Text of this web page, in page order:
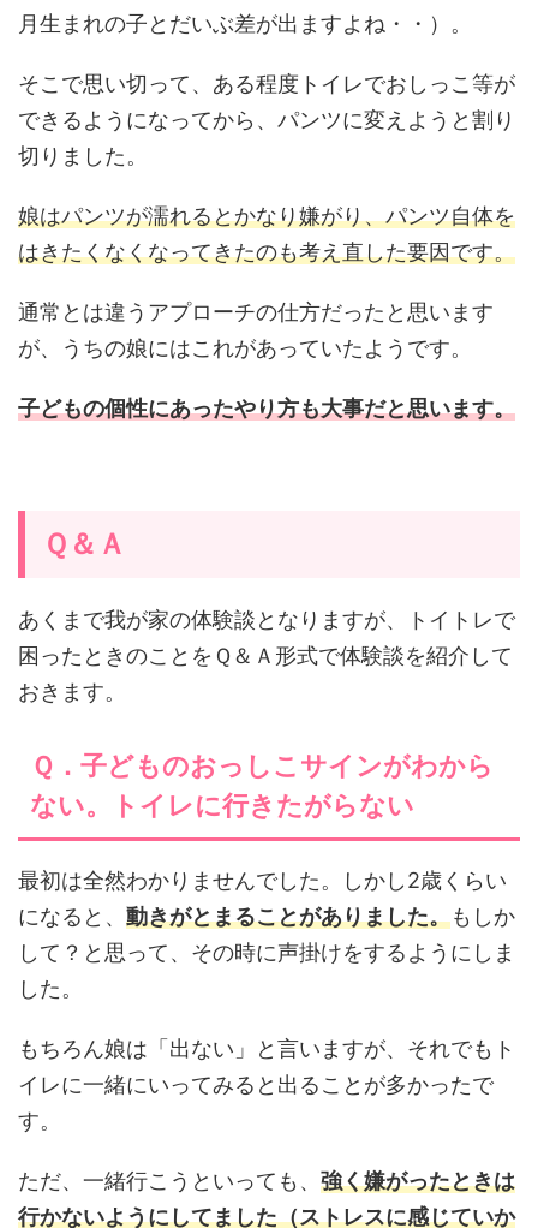
月生まれの子とだいぶ差が出ますよね・・）。
そこで思い切って、ある程度トイレでおしっこ等が
できるようになってから、パンツに変えようと割り
切りました。
娘はパンツが濡れるとかなり嫌がり、パンツ自体を
はきたくなくなってきたのも考え直した要因です。
通常とは違うアプローチの仕方だったと思います
が、うちの娘にはこれがあっていたようです。
子どもの個性にあったやり方も大事だと思います。
Ｑ＆Ａ
あくまで我が家の体験談となりますが、トイトレで
困ったときのことをＱ＆Ａ形式で体験談を紹介して
おきます。
Ｑ．子どものおっしこサインがわから
ない。トイレに行きたがらない
最初は全然わかりませんでした。しかし2歳くらい
になると、 動きがとまることがありました。もしか
して？と思って、その時に声掛けをするようにしま
した。
もちろん娘は「出ない」と言いますが、それでもト
イレに一緒にいってみると出ることが多かったで
す。
ただ、一緒行こうといっても、 強く嫌がったときは
行かないようにしてました（ストレスに感じていか